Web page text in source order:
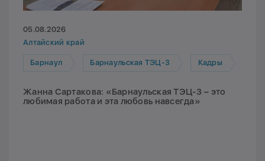
05.08.2026
Алтайский край
Барнаул Барнаульская ТЭЦ-3 Кадры
Жанна Сартакова: «Барнаульская ТЭЦ-3 – это
любимая работа и эта любовь навсегда»